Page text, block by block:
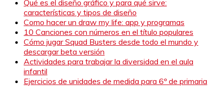
Qué es el diseño gráfico y para qué sirve:
características y tipos de diseño
Como hacer un draw my life: app y programas
10 Canciones con números en el título populares
Cómo jugar Squad Busters desde todo el mundo y
descargar beta versión
Actividades para trabajar la diversidad en el aula
infantil
Ejercicios de unidades de medida para 6º de primaria